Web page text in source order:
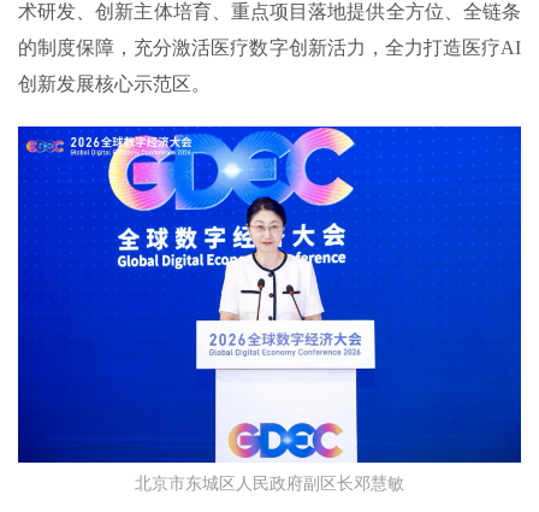
术研发、创新主体培育、重点项目落地提供全方位、全链条
的制度保障，充分激活医疗数字创新活力，全力打造医疗AI
创新发展核心示范区。
北京市东城区人民政府副区长邓慧敏